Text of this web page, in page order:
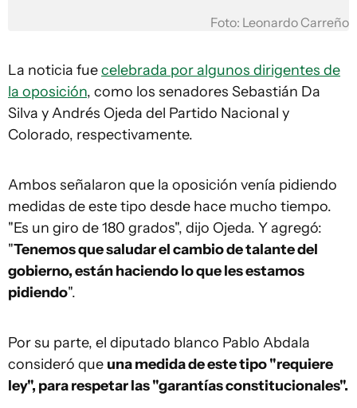
Foto: Leonardo Carreño
La noticia fuecelebrada por algunos dirigentes de
la oposición, como los senadores Sebastián Da
Silva y Andrés Ojeda del Partido Nacional y
Colorado, respectivamente.
Ambos señalaron que la oposición venía pidiendo
medidas de este tipo desde hace mucho tiempo.
"Es un giro de 180 grados", dijo Ojeda. Y agregó:
"Tenemos que saludar el cambio de talante del
gobierno, están haciendo lo que les estamos
pidiendo".
Por su parte, el diputado blanco Pablo Abdala
consideró que una medida de este tipo "requiere
ley", para respetar las "garantías constitucionales".